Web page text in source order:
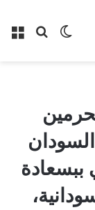
بحث الوضع